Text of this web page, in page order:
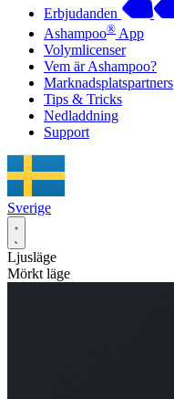
Erbjudanden
Ashampoo® App
Volymlicenser
Vem är Ashampoo?
Marknadsplatspartners
Tips & Tricks
Nedladdning
Support
Sverige
Ljusläge
Mörkt läge